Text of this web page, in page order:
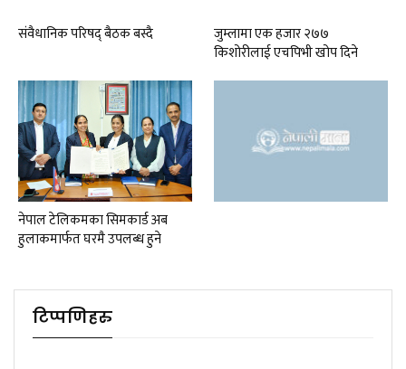
संवैधानिक परिषद् बैठक बस्दै
जुम्लामा एक हजार २७७
किशोरीलाई एचपिभी खोप दिने
नेपाल टेलिकमका सिमकार्ड अब
हुलाकमार्फत घरमै उपलब्ध हुने
टिप्पणिहरु